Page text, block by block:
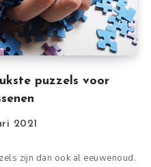
puzzels voor
2021
zijn dan ook al eeuwenoud.